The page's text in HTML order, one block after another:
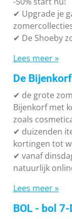
✔ Upgrade je
✔ De Shoeby
Lees meer »
De
✔ de grote
Bijenkorf met
zoals
✔ duizenden
kortingen tot
✔ vanaf
natuurlijk
Lees meer »
BOL - bol